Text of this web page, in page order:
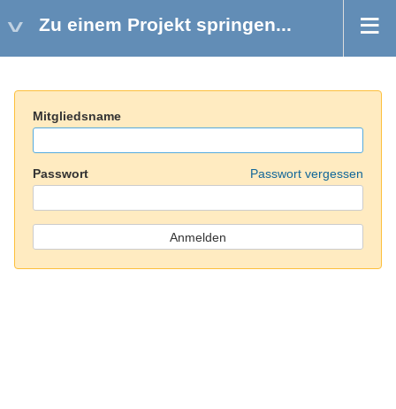
Zu einem Projekt springen...
Mitgliedsname
Passwort Passwort vergessen